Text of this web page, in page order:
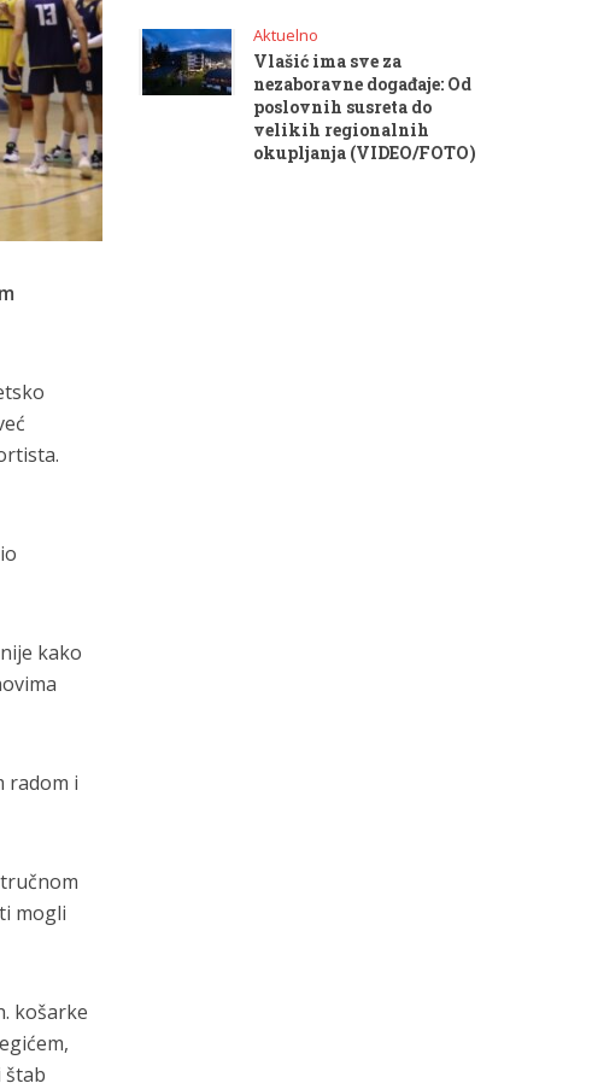
kako
radom i
mogli
košarke
štab
Aktuelno
Vlašić ima sve za
nezaboravne događaje: Od
poslovnih susreta do
velikih regionalnih
okupljanja (VIDEO/FOTO)